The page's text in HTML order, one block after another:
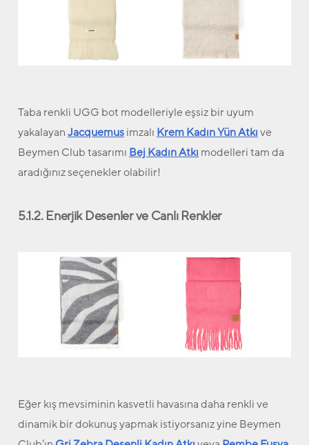
Taba renkli UGG bot modelleriyle eşsiz bir uyum
yakalayanJacquemusimzalı Krem Kadın Yün Atkıve
Beymen Club tasarımı Bej Kadın Atkı modelleri tam da
aradığınız seçenekler olabilir!
5.1.2. Enerjik Desenler ve Canlı Renkler
Eğer kış mevsiminin kasvetli havasına daha renkli ve
dinamik bir dokunuş yapmak istiyorsanız yine Beymen